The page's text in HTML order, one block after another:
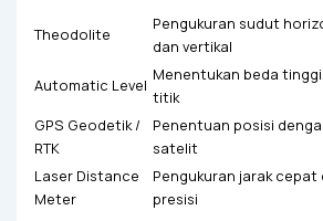
Theodolite
Pengukuran sudut
dan vertikal
Automatic Level
Menentukan beda
titik
GPS Geodetik /
RTK
Penentuan posisi
satelit
Laser Distance
Meter
Pengukuran jarak cepat
presisi